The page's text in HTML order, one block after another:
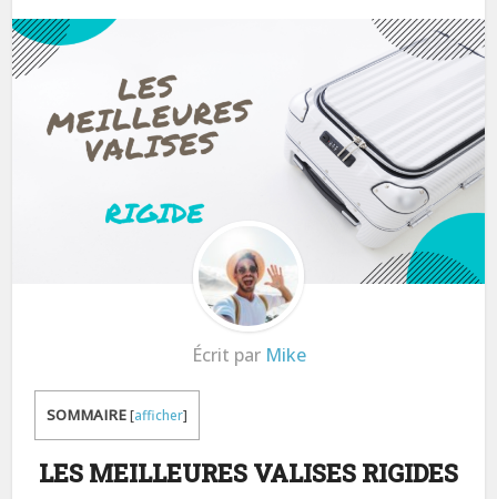
Écrit par Mike
SOMMAIRE[afficher]
LES MEILLEURES VALISES RIGIDES